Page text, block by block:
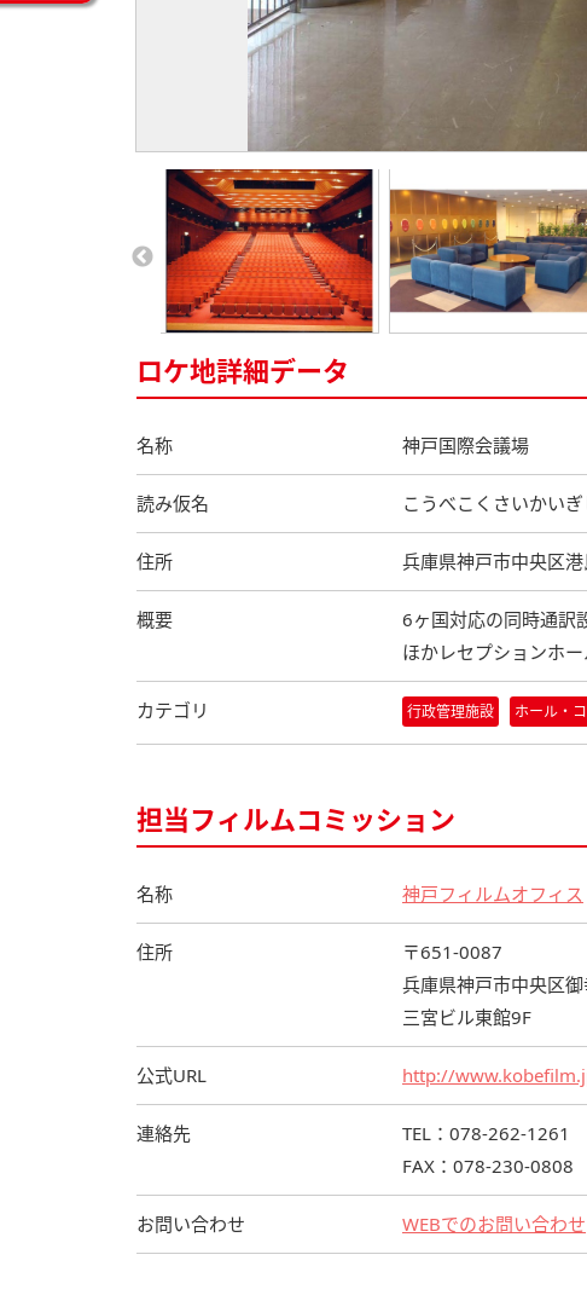
ロケ地詳細データ
名称 神戸国際会議場
読み仮名 こうべこくさいかいぎ
住所 兵庫県神戸市中央区
概要
6ヶ国対応の同時通訳
ほかレセプションホ
カテゴリ 行政管理施設 ホール・
担当フィルムコミッション
名称 神戸フィルムオフィス
住所
〒651-0087
兵庫県神戸市中央区
三宮ビル東館9F
公式URL http://
連絡先
TEL：078-262-1261
FAX：078-230-0808
お問い合わせ WEBでのお問い合わせ